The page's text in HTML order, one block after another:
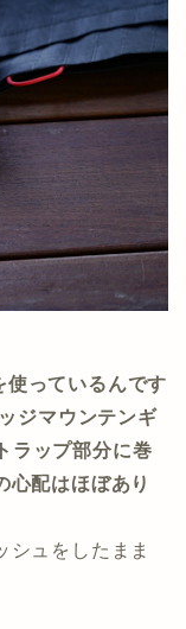
っているんです
ジマウンテンギ
ラップ部分に巻
心配はほぼあり
シュをしたまま